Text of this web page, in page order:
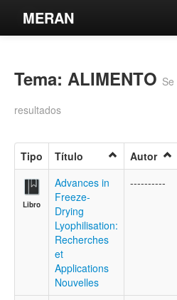
MERAN
Búsqueda Avanzada
Contacto
Iniciar sesión
Tema: ALIMENTO
resultados
Tipo Título Autor
Libro
Advances in
Freeze-
Drying
Lyophilisation:
Recherches
et
Applications
Nouvelles
----------